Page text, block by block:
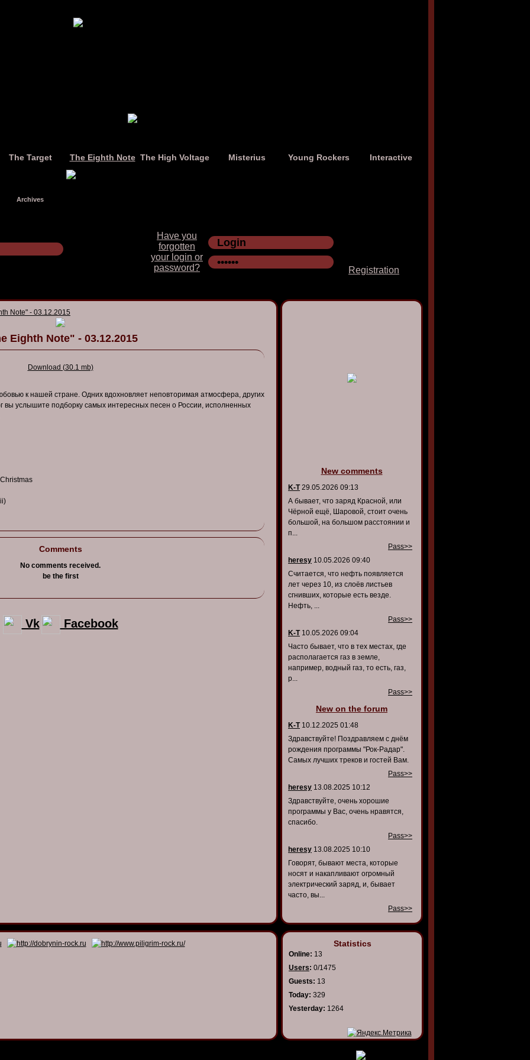
The Target The Eighth Note The High Voltage Misterius Young Rockers Interactive
Archives
Have you
forgotten
your login or
password?
Registration
Note" - 03.12.2015
Eighth Note" - 03.12.2015
Download (30.1 mb)
к нашей стране. Одних вдохновляет неповторимая атмосфера, других
вы услышите подборку самых интересных песен о России, исполненных
Comments
No comments received.
be the first
Vk Facebook
New comments
K-T29.05.2026 09:13
А бывает, что заряд Красной, или
Чёрной ещё, Шаровой, стоит очень
большой, на большом расстоянии и
п...
Pass>>
heresy 10.05.2026 09:40
Считается, что нефть появляется
лет через 10, из слоёв листьев
сгнивших, которые есть везде.
Нефть, ...
Pass>>
K-T10.05.2026 09:04
Часто бывает, что в тех местах, где
располагается газ в земле,
например, водный газ, то есть, газ,
р...
Pass>>
New on the forum
K-T10.12.2025 01:48
Здравствуйте! Поздравляем с днём
рождения программы "Рок-Радар".
Самых лучших треков и гостей Вам.
Pass>>
heresy 13.08.2025 10:12
Здравствуйте, очень хорошие
программы у Вас, очень нравятся,
спасибо.
Pass>>
heresy 13.08.2025 10:10
Говорят, бывают места, которые
носят и накапливают огромный
электрический заряд, и, бывает
часто, вы...
Pass>>
Statistics
Online: 13
Users: 0/1475
Guests: 13
Today: 329
Yesterday: 1264